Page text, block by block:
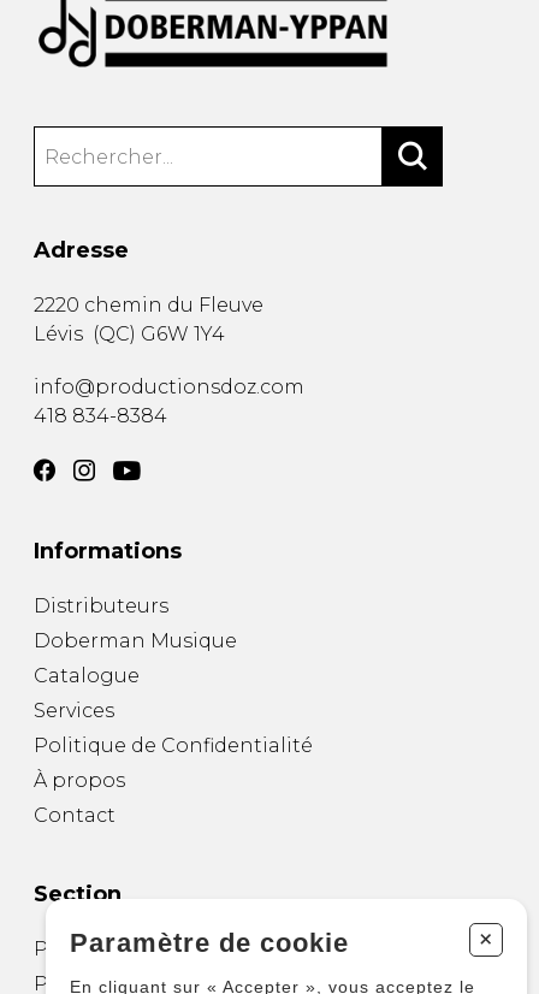
Adresse
2220 chemin du Fleuve
Lévis (QC) G6W 1Y4
info@productionsdoz.com
418 834-8384
Informations
Distributeurs
Doberman Musique
Catalogue
Services
Politique de Confidentialité
À propos
Contact
Section
Partitions pour guitare
Partitions pour autres instruments
Paramètre de cookie +
En cliquant sur « Accepter », vous acceptez le